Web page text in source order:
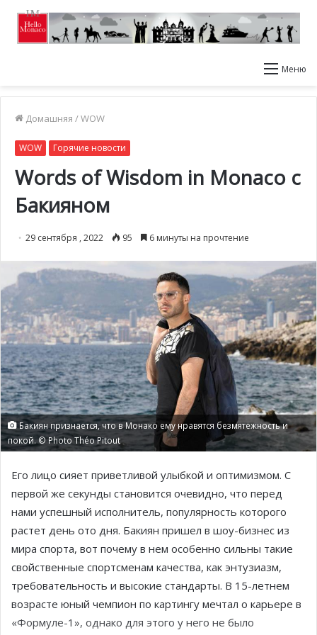
Меню
Домашняя /WOW
WOW Горячие новости
Words of Wisdom in Monaco с
Бакияном
29 сентября , 2022 95 6 минуты на прочтение
Бакиян признается, что в Монако ему нравятся безмятежность и
покой. © Photo Théo Pitout
Его лицо сияет приветливой улыбкой и оптимизмом. С
первой же секунды становится очевидно, что перед
нами успешный исполнитель, популярность которого
растет день ото дня. Бакиян пришел в шоу-бизнес из
мира спорта, вот почему в нем особенно сильны такие
свойственные спортсменам качества, как энтузиазм,
требовательность и высокие стандарты. В 15-летнем
возрасте юный чемпион по картингу мечтал о карьере в
«Формуле-1», однако для этого у него не было